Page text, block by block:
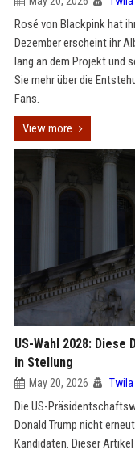
Rosé von Blackpink hat
Dezember erscheint ihr
lang an dem Projekt und
Sie mehr über die
Fans.
View more
US-Wahl 2028:
in Stellung
May 20, 2026
Die US-
Donald Trump nicht
Kandidaten. Dieser